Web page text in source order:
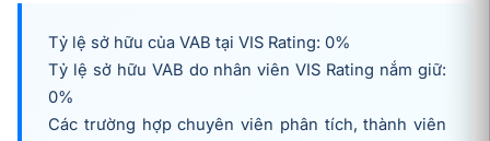
Tỷ lệ sở hữu của VAB tại VIS Rating: 0%
Tỷ lệ sở hữu VAB do nhân viên VIS Rating nắm giữ:
0%
Các trường hợp chuyên viên phân tích, thành viên